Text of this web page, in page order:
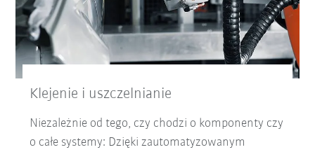
Klejenie i uszczelnianie
Niezależnie od tego, czy chodzi o komponenty czy
o całe systemy: Dzięki zautomatyzowanym